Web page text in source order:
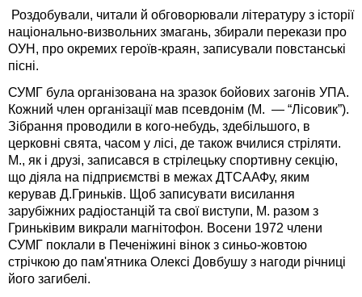
Роздобували, читали й обговорювали літературу з історії
національно-визвольних змагань, збирали перекази про
ОУН, про окремих героїв-краян, записували повстанські
пісні.
СУМГ була організована на зразок бойових загонів УПА.
Кожний член організації мав псевдонім (М. — “Лісовик”).
Зібрання проводили в кого-небудь, здебільшого, в
церковні свята, часом у лісі, де також вчилися стріляти.
М., як і друзі, записався в стрілецьку спортивну секцію,
що діяла на підприємстві в межах ДТСААФу, яким
керував Д.Гриньків. Щоб записувати висилання
зарубіжних радіостанцій та свої виступи, М. разом з
Гриньківим викрали магнітофон. Восени 1972 члени
СУМГ поклали в Печеніжині вінок з синьо-жовтою
стрічкою до пам'ятника Олексі Довбушу з нагоди річниці
його загибелі.